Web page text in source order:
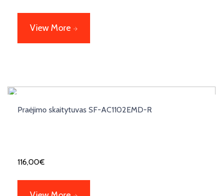
View More
Praėjimo skaitytuvas SF-AC1102EMD-R
116,00€